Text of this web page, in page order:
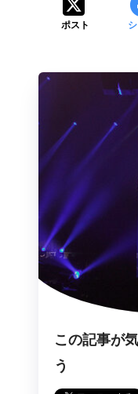
ポスト
この記事が
う